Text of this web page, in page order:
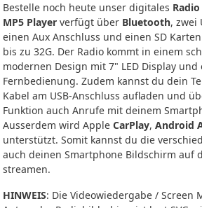
Bestelle noch heute unser digitales Radio
MP5 Player verfügt über Bluetooth, zwei
einen Aux Anschluss und einen SD
bis zu 32G. Der Radio kommt in einem
modernen Design mit 7" LED Display
Fernbedienung. Zudem kannst du dein
Kabel am USB-Anschluss aufladen und
Funktion auch Anrufe mit deinem
Ausserdem wird Apple CarPlay, Android
unterstützt. Somit kannst du die
auch deinen Smartphone Bildschirm auf
streamen.
HINWEIS: Die Videowiedergabe / Screen